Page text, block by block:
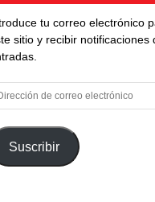
tu correo electrónico
sitio y recibir notificaciones
Suscribir